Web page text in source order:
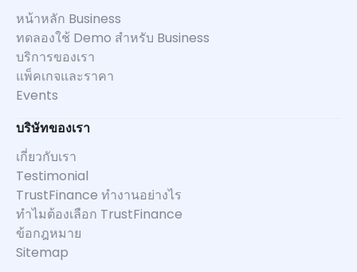
หน้าหลัก Business
ทดลองใช้ Demo สำหรับ Business
บริการของเรา
แพ็คเกจและราคา
Events
บริษัทของเรา
เกี่ยวกับเรา
Testimonial
TrustFinance ทำงานอย่างไร
ทำไมต้องเลือก TrustFinance
ข้อกฎหมาย
Sitemap